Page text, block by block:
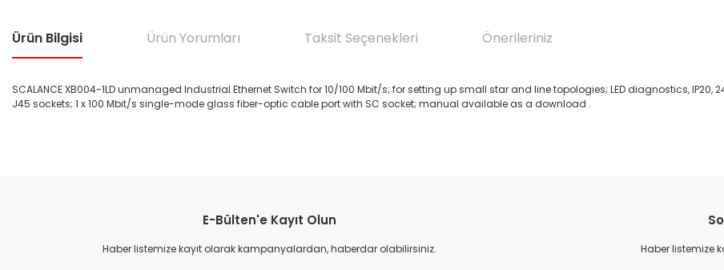
Ürün Bilgisi Ürün Yorumları Taksit Seçenekleri Önerileriniz
SCALANCE XB004-1LD unmanaged Industrial Ethernet Switch for 10/100 Mbit/s; for setting up small star and line topologies; LED diagnostics, IP20,
J45 sockets; 1 x 100 Mbit/s single-mode glass fiber-optic cable port with SC socket; manual available as a download .
Ürün resmi kalitesiz, bozuk veya görüntülenemiyor.
Ürün açıklamasında eksik bilgiler bulunuyor.
E-Bülten'e Kayıt Olun
Haber listemize kayıt olarak kampanyalardan, haberdar olabilirsiniz. Haber listemize